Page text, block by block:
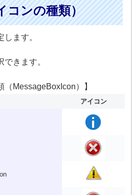
コンの種類）
ます。
きます。
（MessageBoxIcon）】
アイコン